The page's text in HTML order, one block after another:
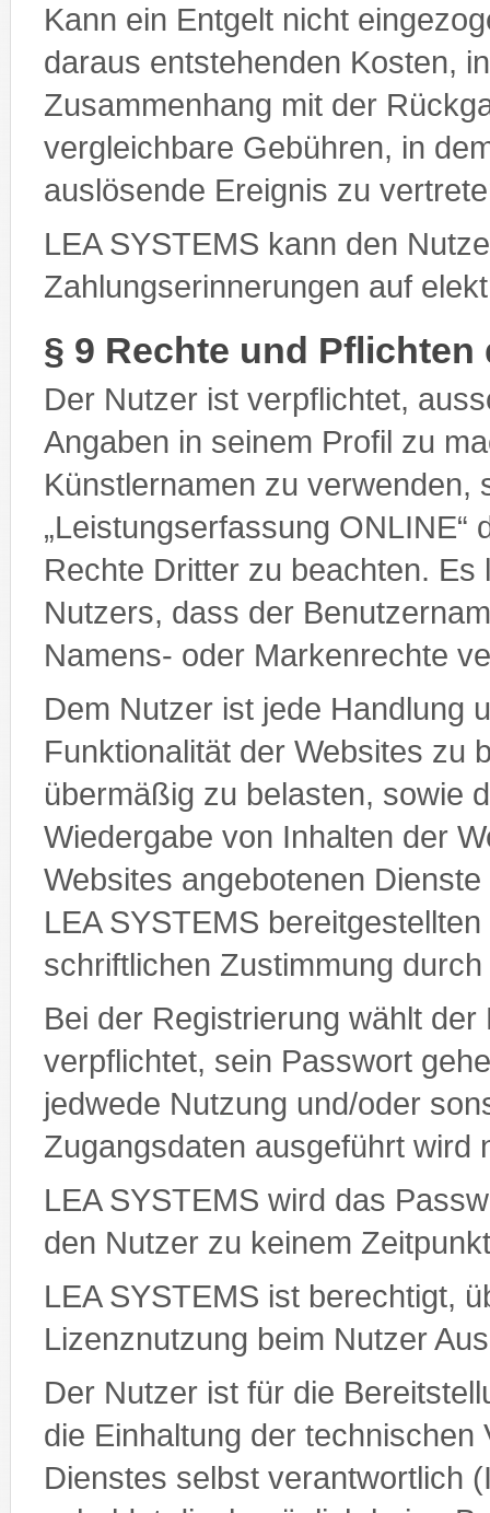
Kann ein Entgelt nicht
daraus entstehenden Kosten,
Zusammenhang mit der
vergleichbare Gebühren, in
auslösende Ereignis zu
LEA SYSTEMS kann den
Zahlungserinnerungen auf
§ 9 Rechte und Pflichten
Der Nutzer ist verpflichtet,
Angaben in seinem Profil zu
Künstlernamen zu verwenden,
„Leistungserfassung
Rechte Dritter zu beachten.
Nutzers, dass der
Namens- oder Markenrechte
Dem Nutzer ist jede Handlung
Funktionalität der Websites zu
übermäßig zu belasten, sowie
Wiedergabe von Inhalten der
Websites angebotenen
LEA SYSTEMS
schriftlichen Zustimmung
Bei der Registrierung wählt
verpflichtet, sein Passwort
jedwede Nutzung und/oder
Zugangsdaten ausgeführt wird
LEA SYSTEMS wird das
den Nutzer zu keinem
LEA SYSTEMS ist berechtigt,
Lizenznutzung beim Nutzer
Der Nutzer ist für die
die Einhaltung der
Dienstes selbst verantwortlich